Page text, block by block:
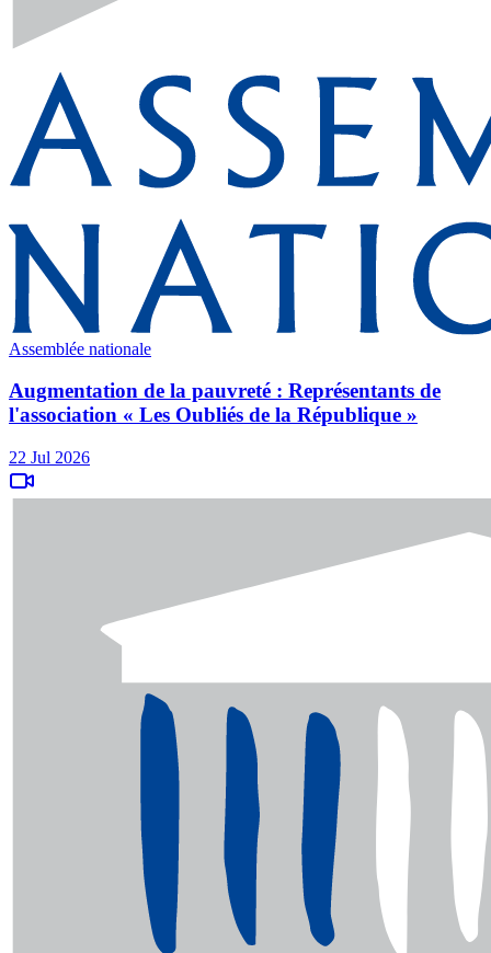
Assemblée nationale
Augmentation de la pauvreté : Représentants de
l'association « Les Oubliés de la République »
22 Jul 2026